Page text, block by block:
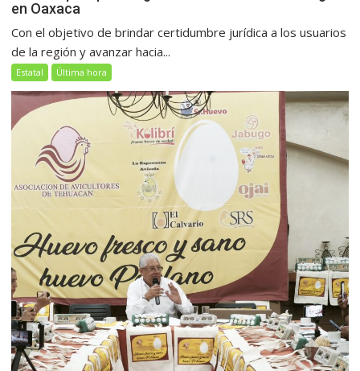
en Oaxaca
Con el objetivo de brindar certidumbre jurídica a los usuarios
de la región y avanzar hacia...
Estatal Última hora